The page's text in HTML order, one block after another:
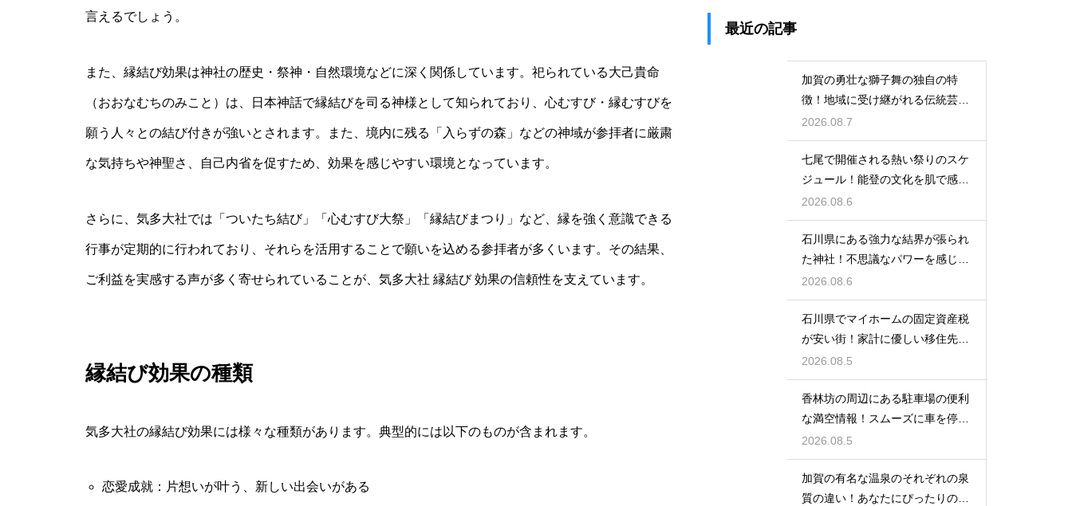
言えるでしょう。
また、縁結び効果は神社の歴史・祭神・自然環境などに深く関係しています。祀られている大己貴命
（おおなむちのみこと）は、日本神話で縁結びを司る神様として知られており、心むすび・縁むすびを
願う人々との結び付きが強いとされます。また、境内に残る「入らずの森」などの神域が参拝者に厳粛
な気持ちや神聖さ、自己内省を促すため、効果を感じやすい環境となっています。
さらに、気多大社では「ついたち結び」「心むすび大祭」「縁結びまつり」など、縁を強く意識できる
行事が定期的に行われており、それらを活用することで願いを込める参拝者が多くいます。その結果、
ご利益を実感する声が多く寄せられていることが、気多大社 縁結び 効果の信頼性を支えています。
縁結び効果の種類
気多大社の縁結び効果には様々な種類があります。典型的には以下のものが含まれます。
恋愛成就：片想いが叶う、新しい出会いがある
最近の記事
加賀の勇壮な獅子舞の独自の特
徴！地域に受け継がれる伝統芸能
の迫力
2026.08.7
七尾で開催される熱い祭りのスケ
ジュール！能登の文化を肌で感じ
る体験
2026.08.6
石川県にある強力な結界が張られ
た神社！不思議なパワーを感じる
神秘の地
2026.08.6
石川県でマイホームの固定資産税
が安い街！家計に優しい移住先の
選び方
2026.08.5
香林坊の周辺にある駐車場の便利
な満空情報！スムーズに車を停め
る裏技
2026.08.5
加賀の有名な温泉のそれぞれの泉
質の違い！あなたにぴったりの名